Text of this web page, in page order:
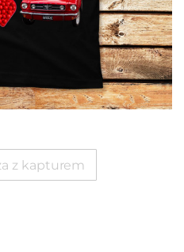
z kapturem